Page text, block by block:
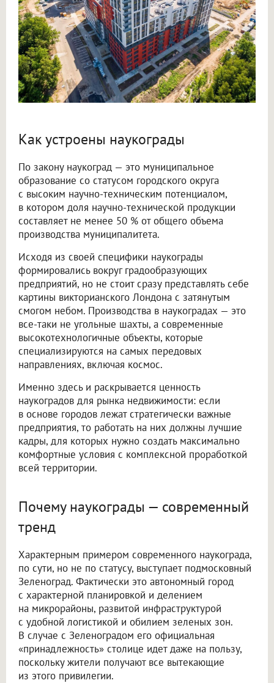
Как устроены наукограды
По закону наукоград — это муниципальное
образование со статусом городского округа
с высоким научно-техническим потенциалом,
в котором доля научно-технической продукции
составляет не менее 50 % от общего объема
производства муниципалитета.
Исходя из своей специфики наукограды
формировались вокруг градообразующих
предприятий, но не стоит сразу представлять себе
картины викторианского Лондона с затянутым
смогом небом. Производства в наукоградах — это
все-таки не угольные шахты, а современные
высокотехнологичные объекты, которые
специализируются на самых передовых
направлениях, включая космос.
Именно здесь и раскрывается ценность
наукоградов для рынка недвижимости: если
в основе городов лежат стратегически важные
предприятия, то работать на них должны лучшие
кадры, для которых нужно создать максимально
комфортные условия с комплексной проработкой
всей территории.
Почему наукограды — современный
тренд
Характерным примером современного наукограда,
по сути, но не по статусу, выступает подмосковный
Зеленоград. Фактически это автономный город
с характерной планировкой и делением
на микрорайоны, развитой инфраструктурой
с удобной логистикой и обилием зеленых зон.
В случае с Зеленоградом его официальная
«принадлежность» столице идет даже на пользу,
поскольку жители получают все вытекающие
из этого привилегии.